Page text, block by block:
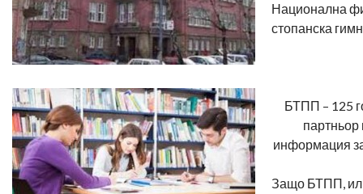
Национална
стопанска
БТПП – 125
партньор
информация
Защо БТПП,